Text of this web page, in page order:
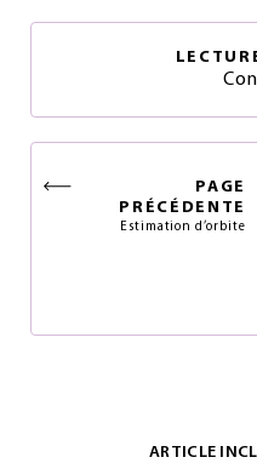
PAGE
PRÉCÉDENTE
Estimation d’orbite
ARTICLE